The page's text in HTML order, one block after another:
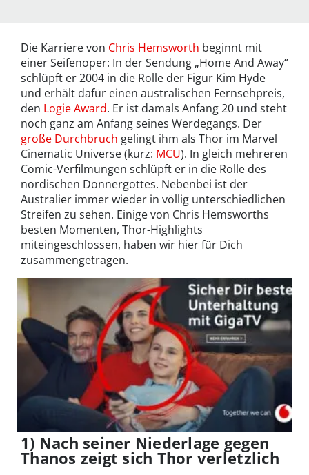
Die Karriere von Chris Hemsworth beginnt mit
einer Seifenoper: In der Sendung „Home And Away“
schlüpft er 2004 in die Rolle der Figur Kim Hyde
und erhält dafür einen australischen Fernsehpreis,
den Logie Award. Er ist damals Anfang 20 und steht
noch ganz am Anfang seines Werdegangs. Der
große Durchbruch gelingt ihm als Thor im Marvel
Cinematic Universe (kurz: MCU). In gleich mehreren
Comic-Verfilmungen schlüpft er in die Rolle des
nordischen Donnergottes. Nebenbei ist der
Australier immer wieder in völlig unterschiedlichen
Streifen zu sehen. Einige von Chris Hemsworths
besten Momenten, Thor-Highlights
miteingeschlossen, haben wir hier für Dich
zusammengetragen.
1) Nach seiner Niederlage gegen
Thanos zeigt sich Thor verletzlich